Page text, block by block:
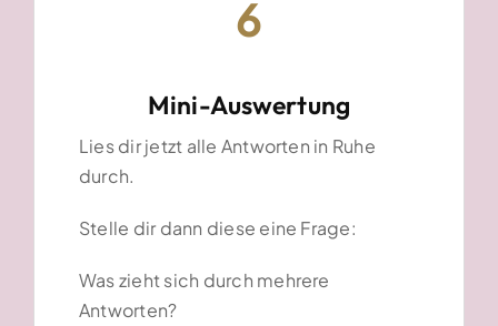
6
Mini-Auswertung
Lies dir jetzt alle Antworten in Ruhe
durch.
Stelle dir dann diese eine Frage:
Was zieht sich durch mehrere
Antworten?